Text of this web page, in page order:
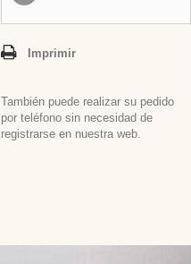
Imprimir
También puede realizar su pedido
por teléfono sin necesidad de
registrarse en nuestra web.